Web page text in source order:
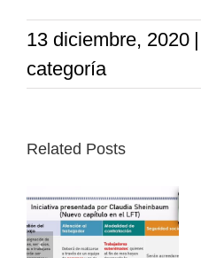
13 diciembre, 2020 |
categoría
Related Posts